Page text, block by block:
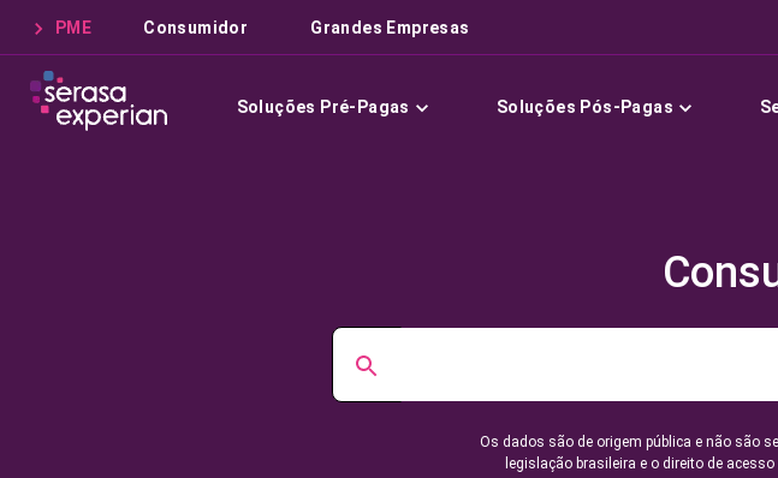
PME Consumidor Grandes Empresas
Soluções Pré-Pagas Soluções Pós-Pagas
Os dados são de origem pública e não são
legislação brasileira e o direito de